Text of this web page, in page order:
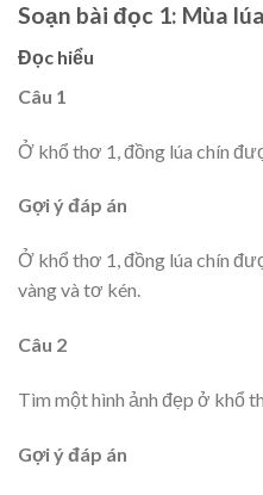
Soạn bài đọc 1: Mùa
Đọc hiểu
Câu 1
Ở khổ thơ 1, đồng lúa chín
Gợi ý đáp án
Ở khổ thơ 1, đồng lúa chín
vàng và tơ kén.
Câu 2
Tìm một hình ảnh đẹp ở khổ
Gợi ý đáp án